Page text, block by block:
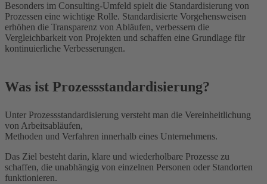
Besonders im Consulting-Umfeld spielt die Standardisierung von
Prozessen eine wichtige Rolle. Standardisierte Vorgehensweisen
erhöhen die Transparenz von Abläufen, verbessern die
Vergleichbarkeit von Projekten und schaffen eine Grundlage für
kontinuierliche Verbesserungen.
Was ist Prozessstandardisierung?
Unter Prozessstandardisierung versteht man die Vereinheitlichung
von Arbeitsabläufen,
Methoden und Verfahren innerhalb eines Unternehmens.
Das Ziel besteht darin, klare und wiederholbare Prozesse zu
schaffen, die unabhängig von einzelnen Personen oder Standorten
funktionieren.